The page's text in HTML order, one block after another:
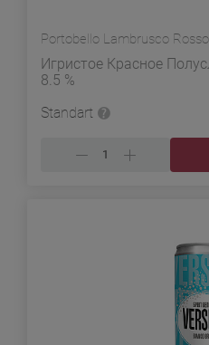
Portobello Lambrusco
Игристое Красное
8.5 %
Standart